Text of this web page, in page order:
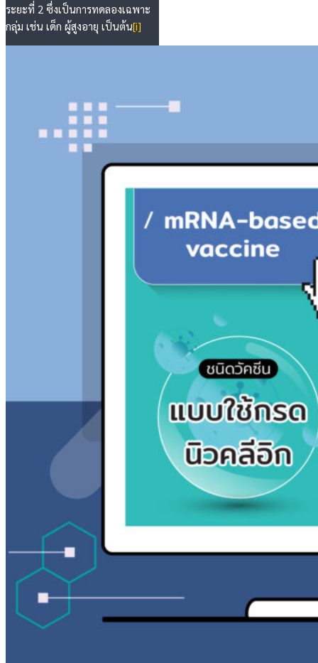
ระยะที่ 2 ซึ่งเป็นการทดลองเฉพาะ
กลุ่ม เช่น เด็ก ผู้สูงอายุ เป็นต้น[i]